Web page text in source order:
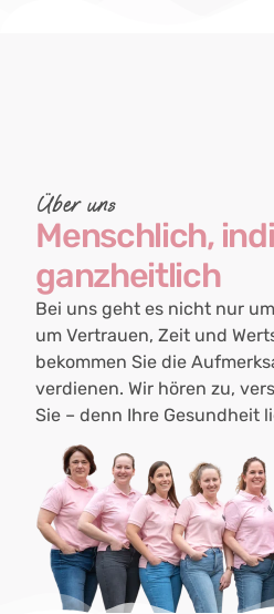
Über uns
Menschlich,
ganzheitlich
Bei uns geht es nicht nur
um Vertrauen, Zeit und
bekommen Sie die
verdienen. Wir hören zu,
Sie – denn Ihre Gesundheit